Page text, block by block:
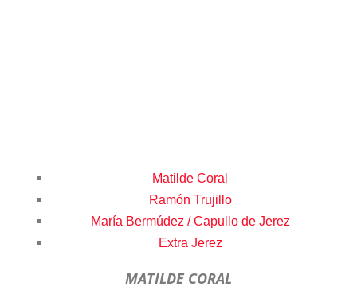
Matilde Coral
Ramón Trujillo
María Bermúdez / Capullo de Jerez
Extra Jerez
MATILDE CORAL